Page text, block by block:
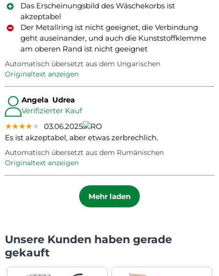
Das Erscheinungsbild des Wäschekorbs ist
akzeptabel
Der Metallring ist nicht geeignet, die Verbindung
geht auseinander, und auch die Kunststoffklemme
am oberen Rand ist nicht geeignet
Automatisch übersetzt aus dem Ungarischen
Originaltext anzeigen
Angela Udrea
Verifizierter Kauf
★★★★★
★★★★★
★★★★★ 03.06.2025
Es ist akzeptabel, aber etwas zerbrechlich.
Automatisch übersetzt aus dem Rumänischen
Originaltext anzeigen
Mehr laden
Unsere Kunden haben gerade
gekauft